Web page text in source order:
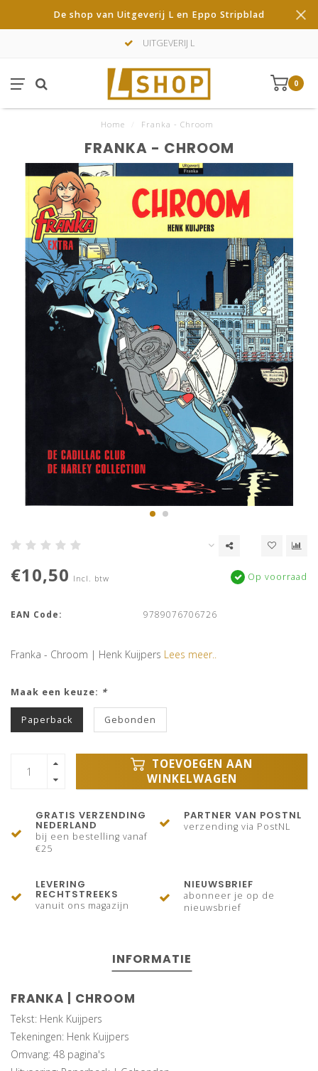
De shop van Uitgeverij L en Eppo Stripblad
UITGEVERIJ L
0
Home Franka - Chroom
FRANKA - CHROOM
€10,50 Incl. btw Op voorraad
EAN Code: 9789076706726
Franka - Chroom | Henk Kuijpers Lees meer..
Maak een keuze: *
Paperback Gebonden
TOEVOEGEN AAN
WINKELWAGEN
GRATIS VERZENDING
NEDERLAND
bij een bestelling vanaf
€25
PARTNER VAN POSTNL
verzending via PostNL
LEVERING
RECHTSTREEKS
vanuit ons magazijn
NIEUWSBRIEF
abonneer je op de
nieuwsbrief
INFORMATIE
FRANKA | CHROOM
Tekst: Henk Kuijpers
Tekeningen: Henk Kuijpers
Omvang: 48 pagina's